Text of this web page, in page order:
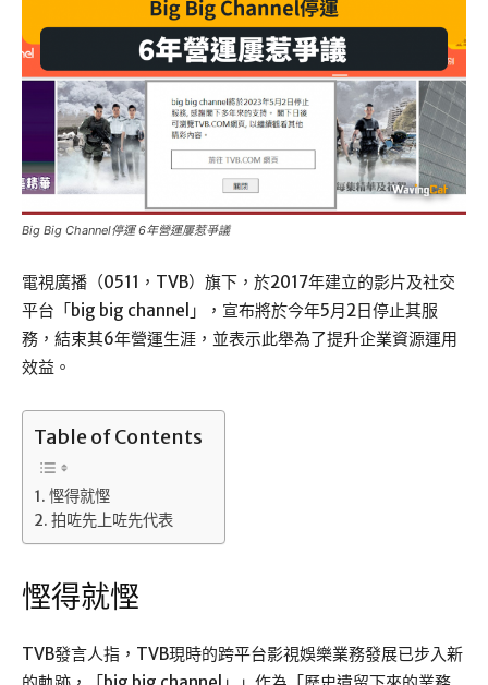
Big Big Channel停運 6年營運屢惹爭議
電視廣播（0511，TVB）旗下，於2017年建立的影片及社交
平台「big big channel」，宣布將於今年5月2日停止其服
務，結束其6年營運生涯，並表示此舉為了提升企業資源運用
效益。
Table of Contents
慳得就慳
拍咗先上咗先代表
慳得就慳
TVB發言人指，TVB現時的跨平台影視娛樂業務發展已步入新